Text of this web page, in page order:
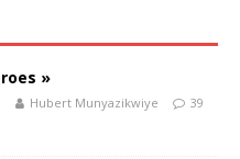
»
Hubert Munyazikwiye 39